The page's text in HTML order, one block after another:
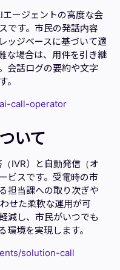
エージェントの高度な会
です。市民の発話内容
ッジベースに基づいて適
な場合は、用件を引き継
会話ログの要約や文字
。
call-operator
いて
IVR）と自動発信（オ
ビスです。受電時の市
担当課への取り次ぎや
せた柔軟な運用が可
減し、市民がいつでも
境を実現します。
solution-call